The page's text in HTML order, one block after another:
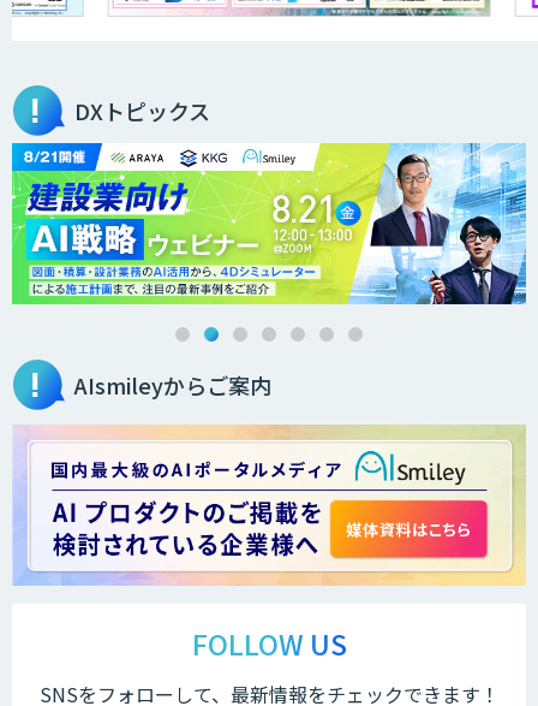
QANT VoC
m2view
ローカル対応文書管理AIシステム
AI開発・伴走支援・内製化支援
ング研修
DXトピックス
AIsmileyからご案内
FOLLOW US
SNSをフォローして、最新情報をチェックできます！